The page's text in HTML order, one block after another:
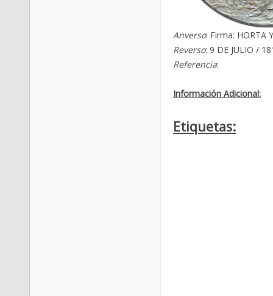
Anverso: Firma: HORTA
Reverso: 9 DE JULIO /
Referencia:
Información Adicional:
Etiquetas: